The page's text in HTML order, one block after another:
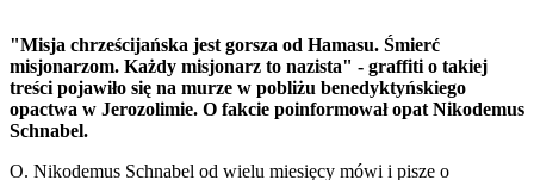
"Misja chrześcijańska jest gorsza od Hamasu. Śmierć
misjonarzom. Każdy misjonarz to nazista" - graffiti o takiej
treści pojawiło się na murze w pobliżu benedyktyńskiego
opactwa w Jerozolimie. O fakcie poinformował opat Nikodemus
Schnabel.
O. Nikodemus Schnabel od wielu miesięcy mówi i pisze o